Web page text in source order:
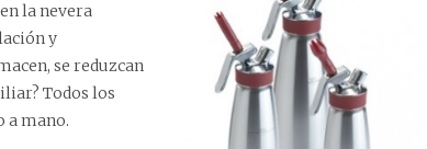
la nevera
y
se reduzcan
Todos los
a mano.